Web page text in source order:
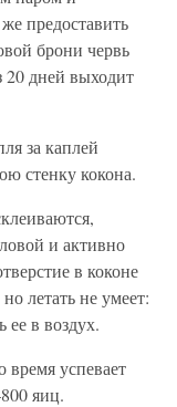
предоставить
брони червь
20 дней выходит
за каплей
стенку кокона.
и активно
в коконе
летать не умеет:
в воздух.
время успевает
яиц.